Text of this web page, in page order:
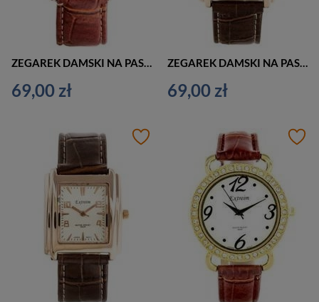
ZEGAREK DAMSKI NA PASKU KLASYCZNY EXTREIM EXT-Y018A-4A (zx660d)
69,00 zł
ZEGAREK DAMSKI NA PASKU KLASYCZNY EXTREIM EXT-Y019A-4A (zx659d)
69,00 zł